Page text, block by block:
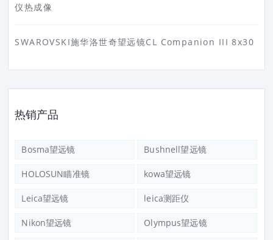
仪热成像
SWAROVSKI施华洛世奇望远镜CL Companion III 8x30
热销产品
Bosma望远镜 Bushnell望远镜
HOLOSUN瞄准镜 kowa望远镜
Leica望远镜 leica测距仪
Nikon望远镜 Olympus望远镜